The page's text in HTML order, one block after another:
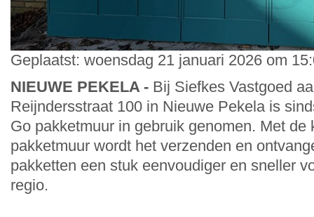
Geplaatst: woensdag 21 januari 2026 om
NIEUWE PEKELA - Bij Siefkes Vastgoed
Reijndersstraat 100 in Nieuwe Pekela is
Go pakketmuur in gebruik genomen. Met de
pakketmuur wordt het verzenden en
pakketten een stuk eenvoudiger en sneller
regio.